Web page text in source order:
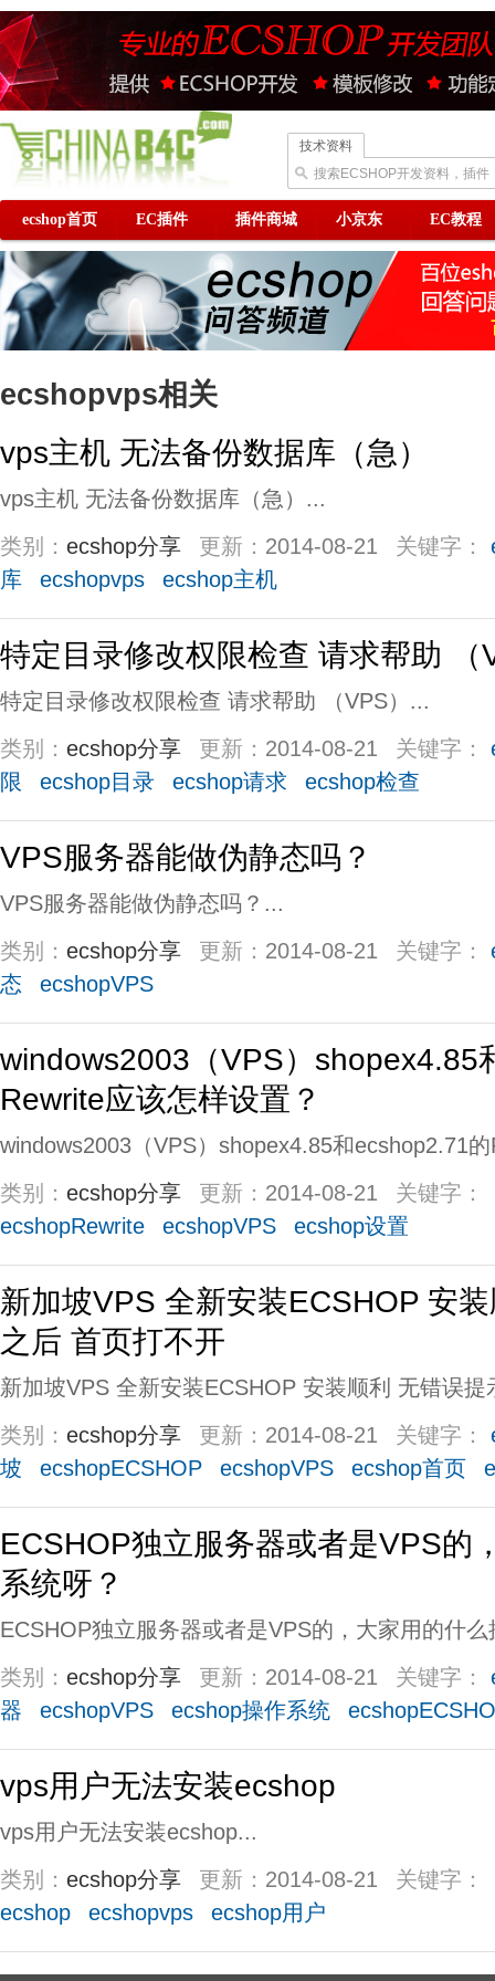
技术资料
搜索ECSHOP开发资料，插件
ecshop首页 EC插件 插件商城 小京东 EC教程
ecshopvps相关
vps主机 无法备份数据库（急）
vps主机 无法备份数据库（急）...
类别： ecshop分享 更新： 2014-08-21 关键字：
库
ecshopvps ecshop主机
特定目录修改权限检查 请求帮助 （
特定目录修改权限检查 请求帮助 （VPS）...
类别： ecshop分享 更新： 2014-08-21 关键字：
限
ecshop目录 ecshop请求 ecshop检查
VPS服务器能做伪静态吗？
VPS服务器能做伪静态吗？...
类别： ecshop分享 更新： 2014-08-21 关键字：
态
ecshopVPS
windows2003（VPS）shopex4.85
Rewrite应该怎样设置？
windows2003（VPS）shopex4.85和ecshop2.71
类别： ecshop分享 更新： 2014-08-21
关键字：
ecshopRewrite
ecshopVPS ecshop设置
新加坡VPS 全新安装ECSHOP 安
之后 首页打不开
新加坡VPS 全新安装ECSHOP 安装顺利 无错误
类别： ecshop分享 更新： 2014-08-21 关键字：
坡
ecshopECSHOP ecshopVPS ecshop首页
ECSHOP独立服务器或者是VPS的
系统呀？
ECSHOP独立服务器或者是VPS的，大家用的什
类别： ecshop分享 更新： 2014-08-21 关键字：
器
ecshopVPS ecshop操作系统
vps用户无法安装ecshop
vps用户无法安装ecshop...
类别： ecshop分享 更新： 2014-08-21
关键字：
ecshop
ecshopvps ecshop用户